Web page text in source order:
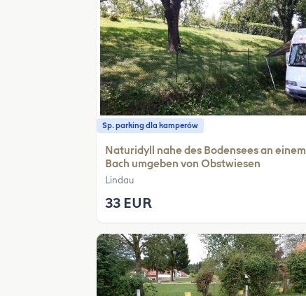
Sp. parking dla kamperów
Naturidyll nahe des Bodensees an einem
Bach umgeben von Obstwiesen
Lindau
33 EUR